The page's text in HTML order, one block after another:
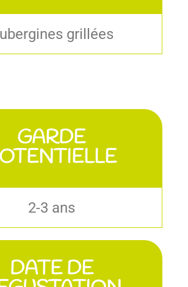
grillées
GARDE
2-3 ans
DATE DE